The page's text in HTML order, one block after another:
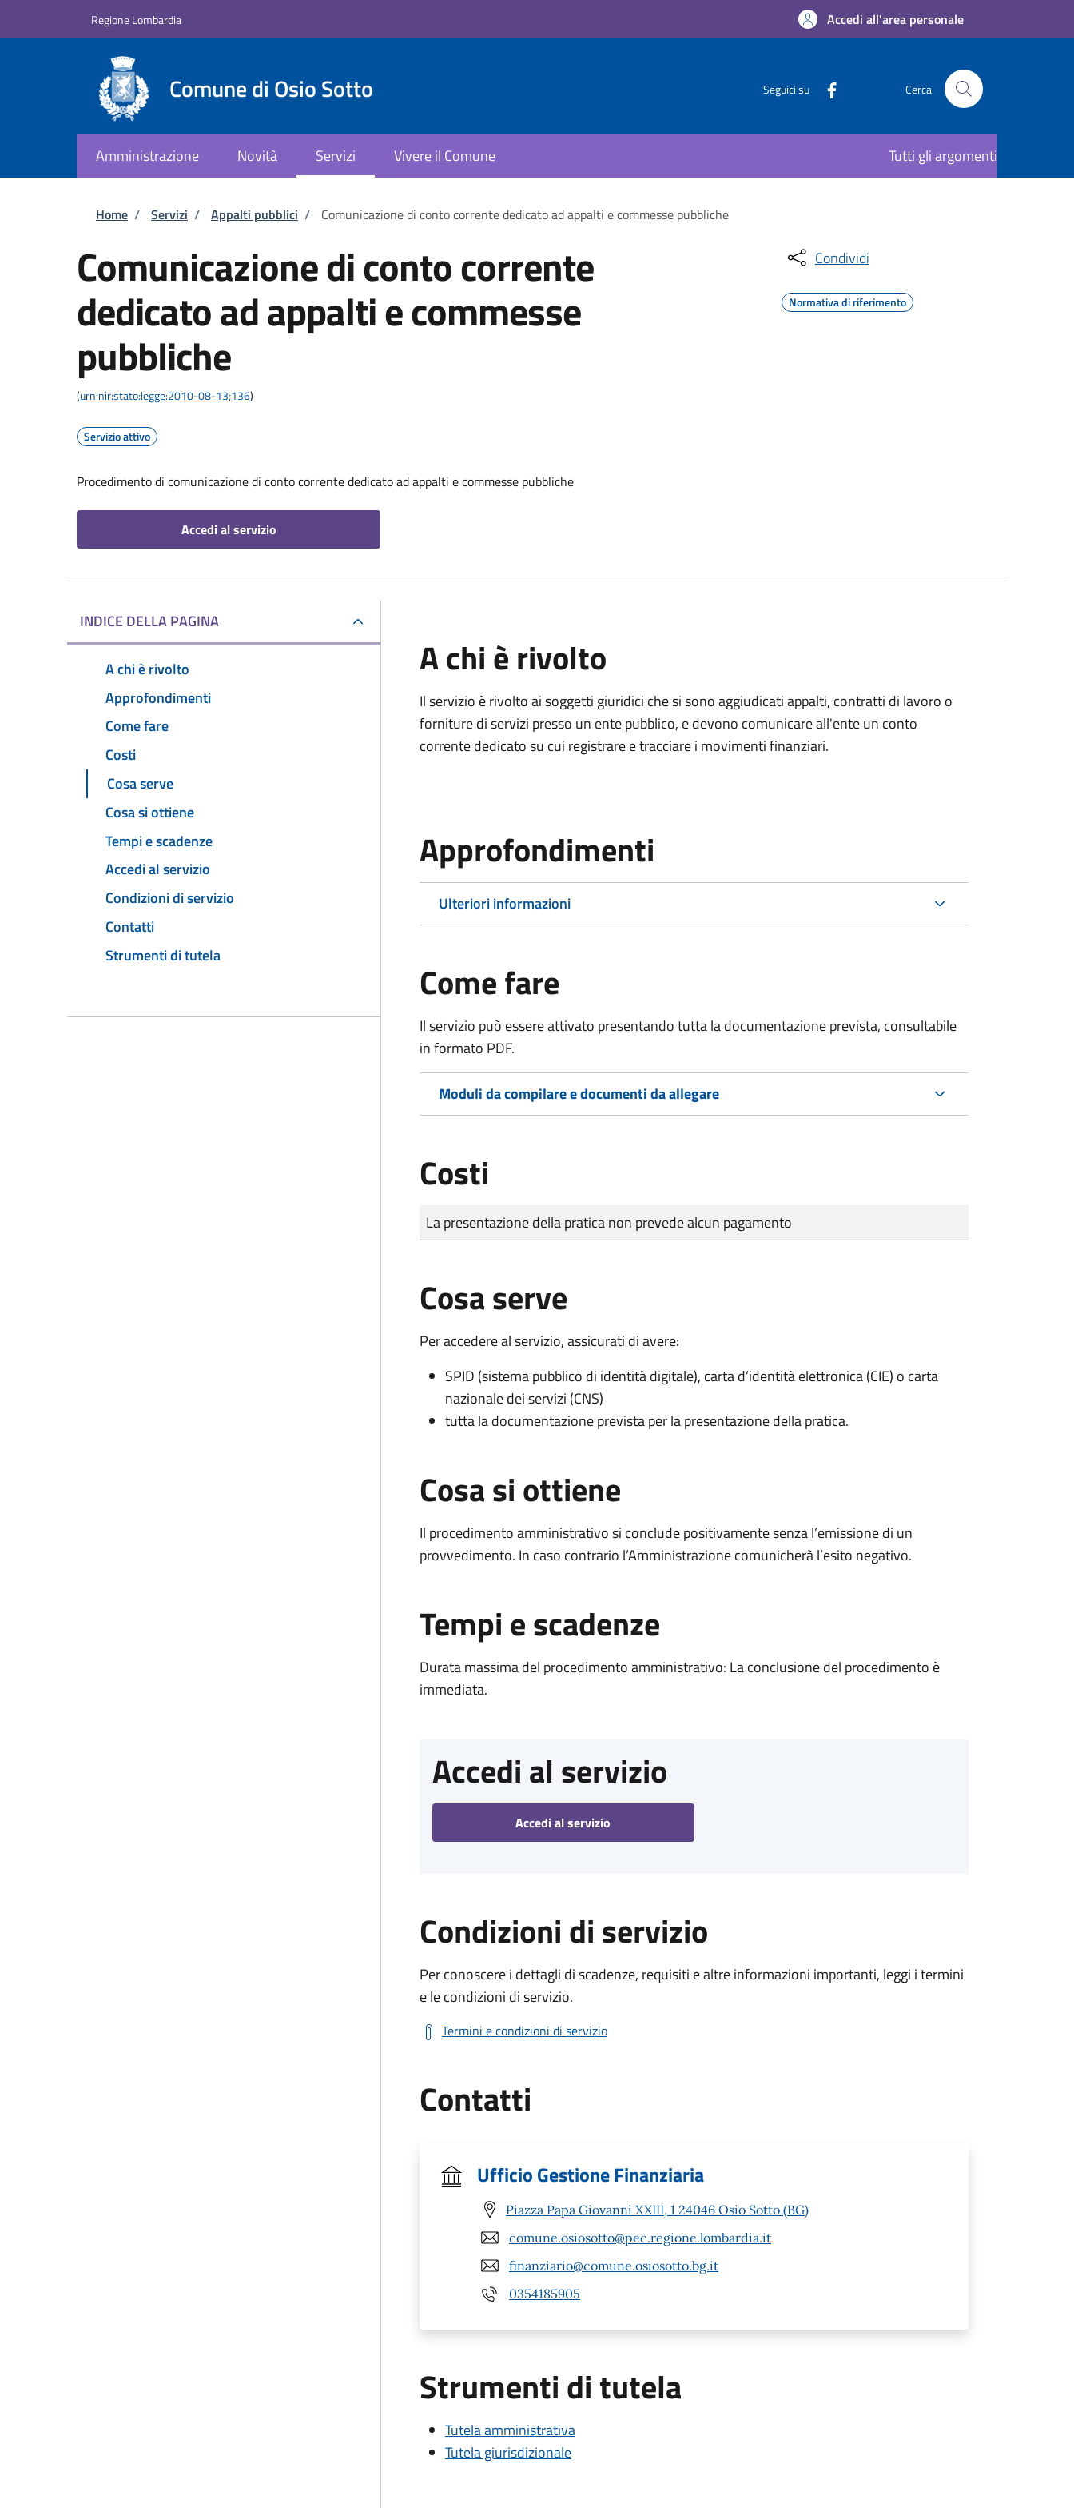
Regione Lombardia Accedi all'area personale
Comune di Osio Sotto Seguici su Cerca
Amministrazione Novità Servizi Vivere il Comune Tutti gli argomenti
Briciole di pane
Home / Servizi / Appalti pubblici / Comunicazione di conto corrente dedicato ad appalti e commesse pubbliche
Comunicazione di conto corrente
dedicato ad appalti e commesse
pubbliche
(urn:nir:stato:legge:2010-08-13;136)
Servizio attivo
Procedimento di comunicazione di conto corrente dedicato ad appalti e commesse pubbliche
Accedi al servizio
Condividi
Normativa di riferimento
INDICE DELLA PAGINA
A chi è rivolto
Approfondimenti
Come fare
Costi
Cosa serve
Cosa si ottiene
Tempi e scadenze
Accedi al servizio
Condizioni di servizio
Contatti
Strumenti di tutela
A chi è rivolto
Il servizio è rivolto aisoggetti giuridici che si sono aggiudicati appalti, contratti di lavoro o
forniture di servizi presso un ente pubblico, e devono comunicare all'ente un conto
corrente dedicato su cui registrare e tracciare i movimenti finanziari.
Approfondimenti
Ulteriori informazioni
Come fare
Il servizio può essere attivato presentando tutta la documentazione prevista, consultabile
in formato PDF.
Moduli da compilare e documenti da allegare
Costi
Tipo di pagamento
Importo
La presentazione della pratica non prevede alcun pagamento
Cosa serve
Per accedere al servizio, assicurati di avere:
SPID (sistema pubblico di identità digitale), carta d’identità elettronica (CIE) o carta
nazionale dei servizi (CNS)
tutta la documentazione prevista per la presentazione della pratica.
Cosa si ottiene
Il procedimento amministrativo si conclude positivamente senza l’emissione di un
provvedimento. In caso contrario l’Amministrazione comunicherà l’esito negativo.
Tempi e scadenze
Durata massima del procedimento amministrativo: La conclusione del procedimento è
immediata.
Accedi al servizio
Accedi al servizio
Condizioni di servizio
Per conoscere i dettagli di scadenze, requisiti e altre informazioni importanti, leggi i termini
e le condizioni di servizio.
Termini e condizioni di servizio
Contatti
Ufficio Gestione Finanziaria
Piazza Papa Giovanni XXIII, 1 24046 Osio Sotto (BG)
comune.osiosotto@pec.regione.lombardia.it
finanziario@comune.osiosotto.bg.it
0354185905
Strumenti di tutela
Tutela amministrativa
Tutela giurisdizionale